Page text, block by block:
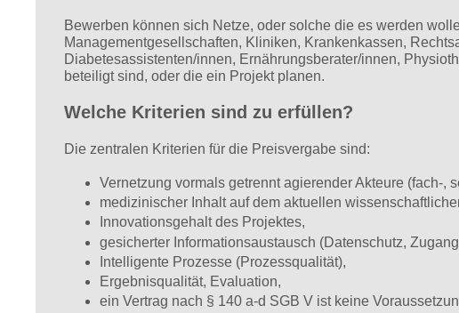
Bewerben können sich Netze, oder solche die es werden
Managementgesellschaften, Kliniken, Krankenkassen,
Diabetesassistenten/innen, Ernährungsberater/innen,
beteiligt sind, oder die ein Projekt planen.
Welche Kriterien sind zu erfüllen?
Die zentralen Kriterien für die Preisvergabe sind:
Vernetzung vormals getrennt agierender Akteure (fach-,
medizinischer Inhalt auf dem aktuellen
Innovationsgehalt des Projektes,
gesicherter Informationsaustausch (Datenschutz,
Intelligente Prozesse (Prozessqualität),
Ergebnisqualität, Evaluation,
ein Vertrag nach § 140 a-d SGB V ist keine